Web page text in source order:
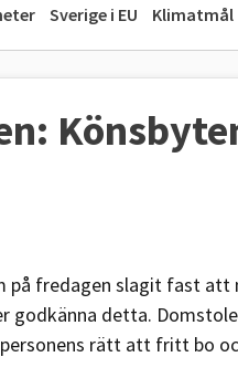
Sverige i EU Klimatmål
på fredagen slagit fast att
godkänna detta.
rätt att fritt bo